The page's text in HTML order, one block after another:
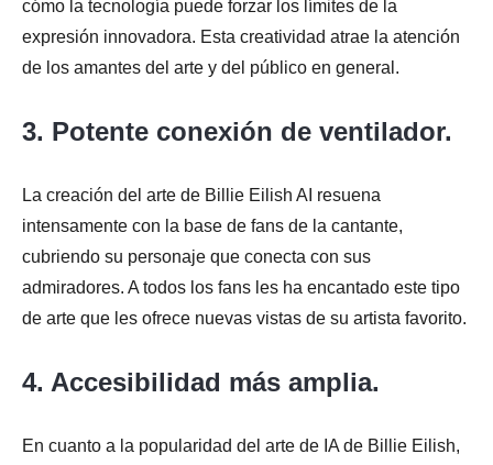
cómo la tecnología puede forzar los límites de la
expresión innovadora. Esta creatividad atrae la atención
de los amantes del arte y del público en general.
3. Potente conexión de ventilador.
La creación del arte de Billie Eilish AI resuena
intensamente con la base de fans de la cantante,
cubriendo su personaje que conecta con sus
admiradores. A todos los fans les ha encantado este tipo
de arte que les ofrece nuevas vistas de su artista favorito.
4. Accesibilidad más amplia.
En cuanto a la popularidad del arte de IA de Billie Eilish,